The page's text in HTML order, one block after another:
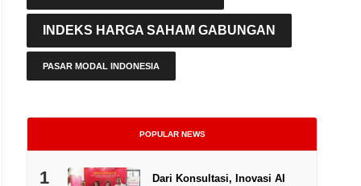
INDEKS HARGA SAHAM GABUNGAN
PASAR MODAL INDONESIA
POPULAR NEWS
1
Dari Konsultasi, Inovasi AI